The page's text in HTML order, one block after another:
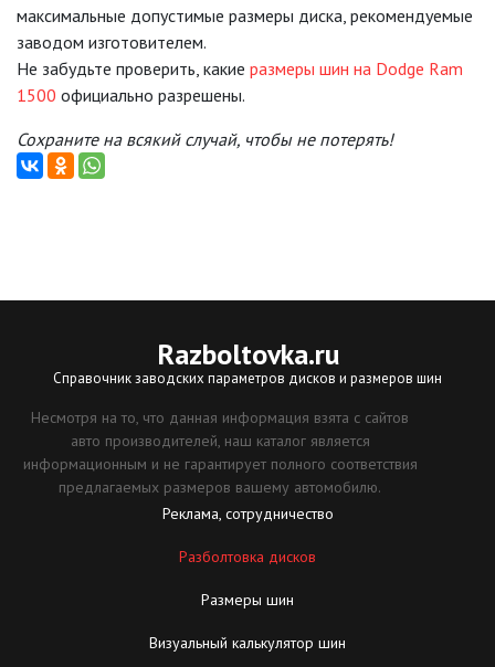
максимальные допустимые размеры диска, рекомендуемые
заводом изготовителем.
Не забудьте проверить, какие размеры шин на Dodge Ram
1500 официально разрешены.
Сохраните на всякий случай, чтобы не потерять!
Razboltovka.ru
Справочник заводских параметров дисков и размеров шин
Несмотря на то, что данная информация взята с сайтов
авто производителей, наш каталог является
информационным и не гарантирует полного соответствия
предлагаемых размеров вашему автомобилю.
Реклама, сотрудничество
Разболтовка дисков
Размеры шин
Визуальный калькулятор шин